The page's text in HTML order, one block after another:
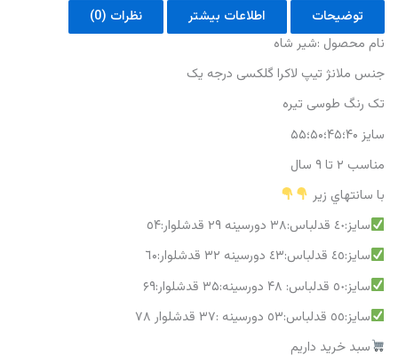
توضیحات
اطلاعات بیشتر
نظرات (0)
نام محصول :شیر شاه
جنس ملانژ تیپ لاکرا گلکسی درجه یک
تک رنگ طوسی تیره
سایز ۴۰؛۴۵؛۵۰؛۵۵
مناسب ۲ تا ۹ سال
با سانتهاي زير
سايز:٤٠ قدلباس:٣۸ دورسينه ۲۹ قدشلوار:٥۴
سايز:٤٥ قدلباس:٤۳ دورسينه ۳۲ قدشلوار:٦۰
سايز:٥٠ قدلباس: ۴۸ دورسينه:۳۵ قدشلوار:۶۹
سايز:٥٥ قدلباس:٥۳ دورسينه :۳۷ قدشلوار ۷۸
سبد خرید داریم